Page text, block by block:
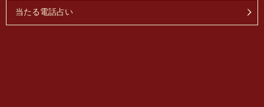
当たる電話占い